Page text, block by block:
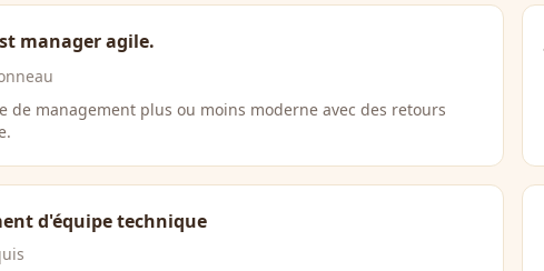
manager agile.
de management plus ou moins moderne avec des retours
d'équipe technique